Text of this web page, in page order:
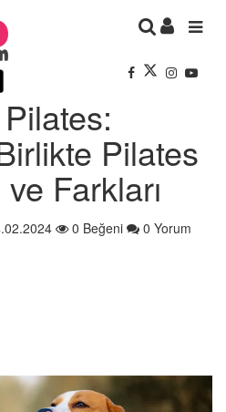
Pilates
Farkları
0 Beğeni 0 Yorum